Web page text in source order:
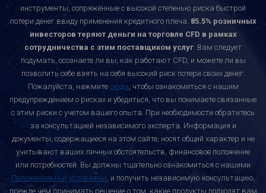
инструменты, сопряжённые с высокой степенью риска быстрой
потери денег ввиду применения кредитного плеча. 85.5% розничных
инвесторов теряют деньги на торговле CFD в рамках
сотрудничества с этим поставщиком услуг. Вам следует
подумать, осознаете ли вы, как работают CFD, и можете ли вы
позволить себе взять на себя высокий риск потери своих денег.
Пожалуйста, нажмите сюда, чтобы ознакомиться с нашим
предупреждением о рисках и убедиться, что вы понимаете связанные
с этим риски с учетом вашего опыта. При необходимости обратитесь
за консультацией независимого эксперта. Информация и
документы, содержащиеся на этом сайте, носят общий характер и не
учитывают ваших личных обстоятельств, финансовое положение
или потребностей. Вы должны тщательно ознакомиться с нашими
Положениями и условиями, и получить независимую консультацию,
прежде чем принимать решение о том, какие продукты подходят вам